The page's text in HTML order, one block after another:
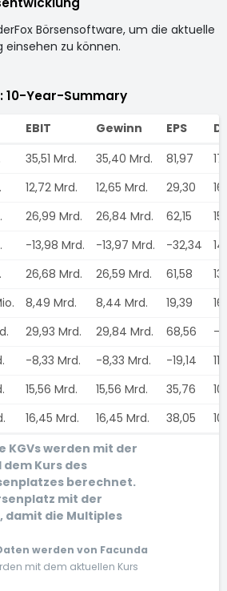
Börsensoftware, um die aktuelle
zu können.
10-Year-Summary
EBIT Gewinn EPS
35,51 Mrd. 35,40 Mrd. 81,97
12,72 Mrd. 12,65 Mrd. 29,30
26,99 Mrd. 26,84 Mrd. 62,15
-13,98 Mrd. -13,97 Mrd. -32,34
26,68 Mrd. 26,59 Mrd. 61,58
8,49 Mrd. 8,44 Mrd. 19,39
29,93 Mrd. 29,84 Mrd. 68,56
-
-8,33 Mrd. -8,33 Mrd. -19,14
15,56 Mrd. 15,56 Mrd. 35,76
16,45 Mrd. 16,45 Mrd. 38,05
KGVs werden mit der
Kurs des
berechnet.
mit der
damit die Multiples
werden von Facunda
mit dem aktuellen Kurs